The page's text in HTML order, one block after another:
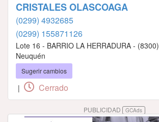
CRISTALES OLASCOAGA
(0299) 4932685
(0299) 155871126
Lote 16 - BARRIO LA HERRADURA - (8300)
Neuquén
Sugerir cambios
| Cerrado
PUBLICIDAD GCAds